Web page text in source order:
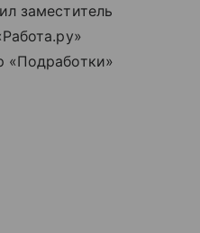
заместитель
«Подработки»